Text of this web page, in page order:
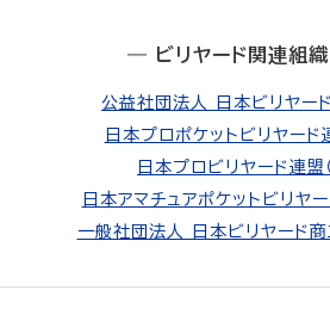
― ビリヤード関連組
公益社団法人 日本ビリヤー
日本プロポケットビリヤード
日本プロビリヤード連盟
日本アマチュアポケットビリヤ
一般社団法人 日本ビリヤード商